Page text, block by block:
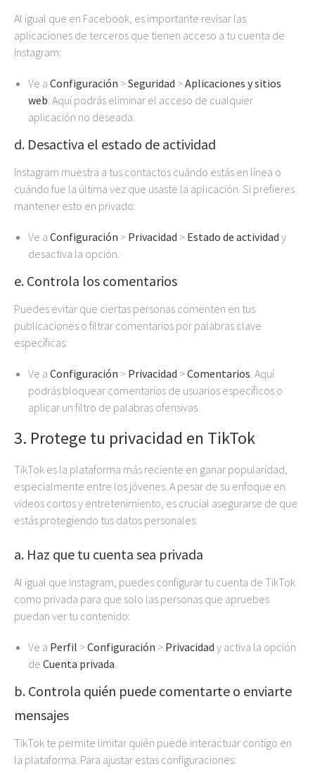
Al igual que en Facebook, es importante revisar las
aplicaciones de terceros que tienen acceso a tu cuenta de
Instagram:
Ve a Configuración >Seguridad >Aplicaciones y sitios
web. Aquí podrás eliminar el acceso de cualquier
aplicación no deseada.
d. Desactiva el estado de actividad
Instagram muestra a tus contactos cuándo estás en línea o
cuándo fue la última vez que usaste la aplicación. Si prefieres
mantener esto en privado:
Ve a Configuración > Privacidad > Estado de actividad y
desactiva la opción.
e. Controla los comentarios
Puedes evitar que ciertas personas comenten en tus
publicaciones o filtrar comentarios por palabras clave
específicas:
Ve a Configuración > Privacidad >Comentarios. Aquí
podrás bloquear comentarios de usuarios específicos o
aplicar un filtro de palabras ofensivas.
3. Protege tu privacidad en TikTok
TikTok es la plataforma más reciente en ganar popularidad,
especialmente entre los jóvenes. A pesar de su enfoque en
videos cortos y entretenimiento, es crucial asegurarse de que
estás protegiendo tus datos personales.
a. Haz que tu cuenta sea privada
Al igual que Instagram, puedes configurar tu cuenta de TikTok
como privada para que solo las personas que apruebes
puedan ver tu contenido:
Ve a Perfil >Configuración > Privacidad y activa la opción
de Cuenta privada.
b. Controla quién puede comentarte o enviarte
mensajes
TikTok te permite limitar quién puede interactuar contigo en
la plataforma. Para ajustar estas configuraciones: